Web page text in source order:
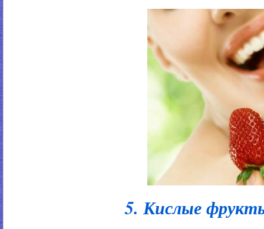
5. Кислые